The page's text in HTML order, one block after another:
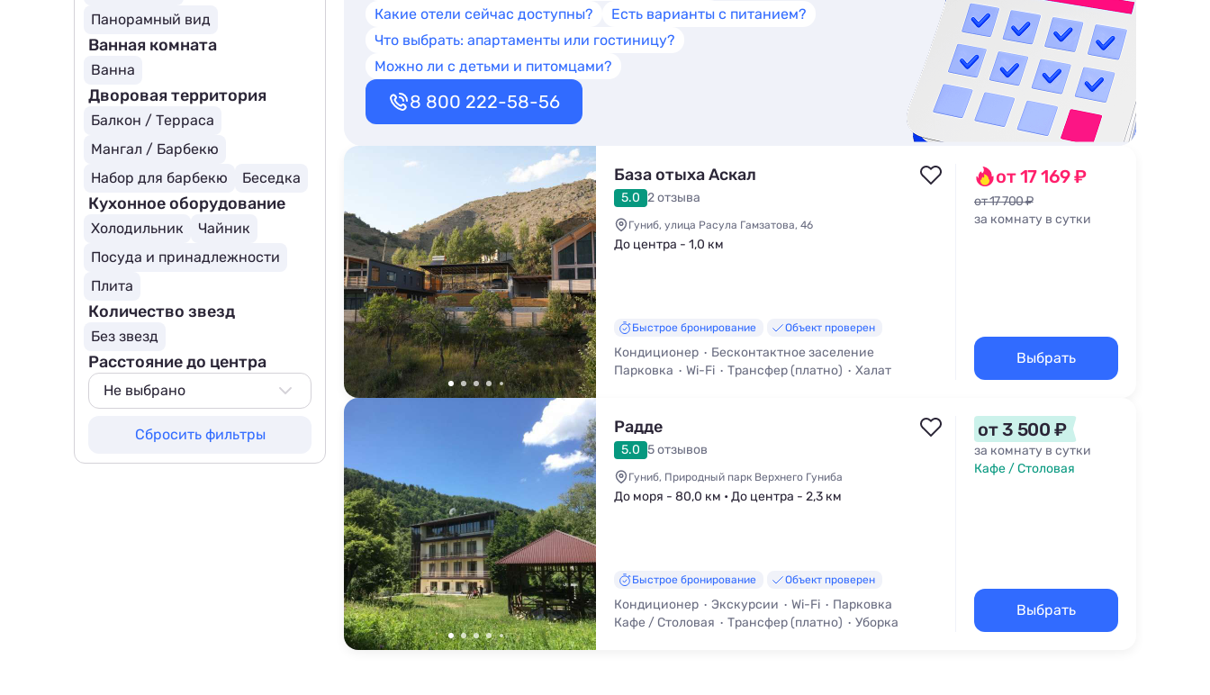
Какие отели сейчас доступны?
Есть варианты с питанием?
Что выбрать: апартаменты или гостиницу?
Можно ли с детьми и питомцами?
8 800 222-58-56
База отыха Аскал
5.0 2 отзыва
Гуниб, улица Расула Гамзатова, 46
До центра - 1,0 км
Быстрое бронирование Объект проверен
Кондиционер
Бесконтактное заселение
Парковка
Wi-Fi Трансфер (платно)
Халат
от 17 169 ₽
от 17 700 ₽
за комнату в сутки
Выбрать
Радде
5.0 5 отзывов
Гуниб, Природный парк Верхнего Гуниба
До моря - 80,0 км • До центра - 2,3 км
Быстрое бронирование Объект проверен
Кондиционер Экскурсии Wi-Fi
Парковка
Кафе / Столовая
Трансфер (платно) Уборка
от 3 500 ₽
за комнату в сутки
Кафе / Столовая
Выбрать
Панорамный вид
Ванная комната
Ванна
Дворовая территория
Балкон / Терраса
Мангал / Барбекю
Набор для барбекю
Беседка
Кухонное оборудование
Холодильник
Чайник
Посуда и принадлежности
Плита
Количество звезд
Без звезд
Расстояние до центра
Не выбрано
Сбросить фильтры